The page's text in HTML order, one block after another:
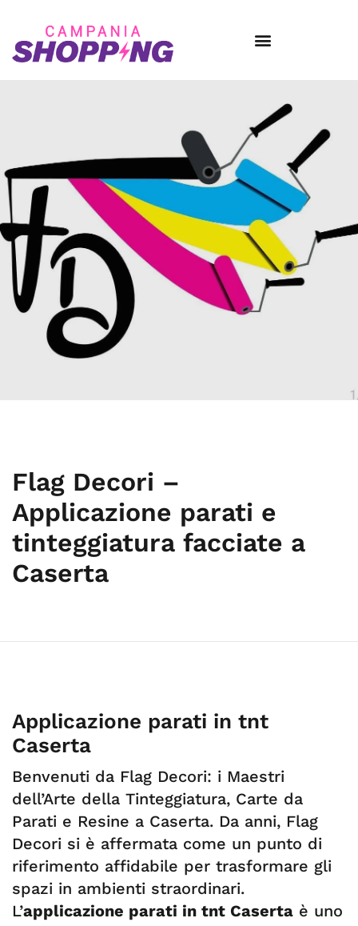
Flag Decori –
Applicazione parati e
tinteggiatura facciate a
Caserta
Applicazione parati in tnt
Caserta
Benvenuti da Flag Decori: i Maestri
dell’Arte della Tinteggiatura, Carte da
Parati e Resine a Caserta. Da anni, Flag
Decori si è affermata come un punto di
riferimento affidabile per trasformare gli
spazi in ambienti straordinari.
L’applicazione parati in tnt Caserta è uno